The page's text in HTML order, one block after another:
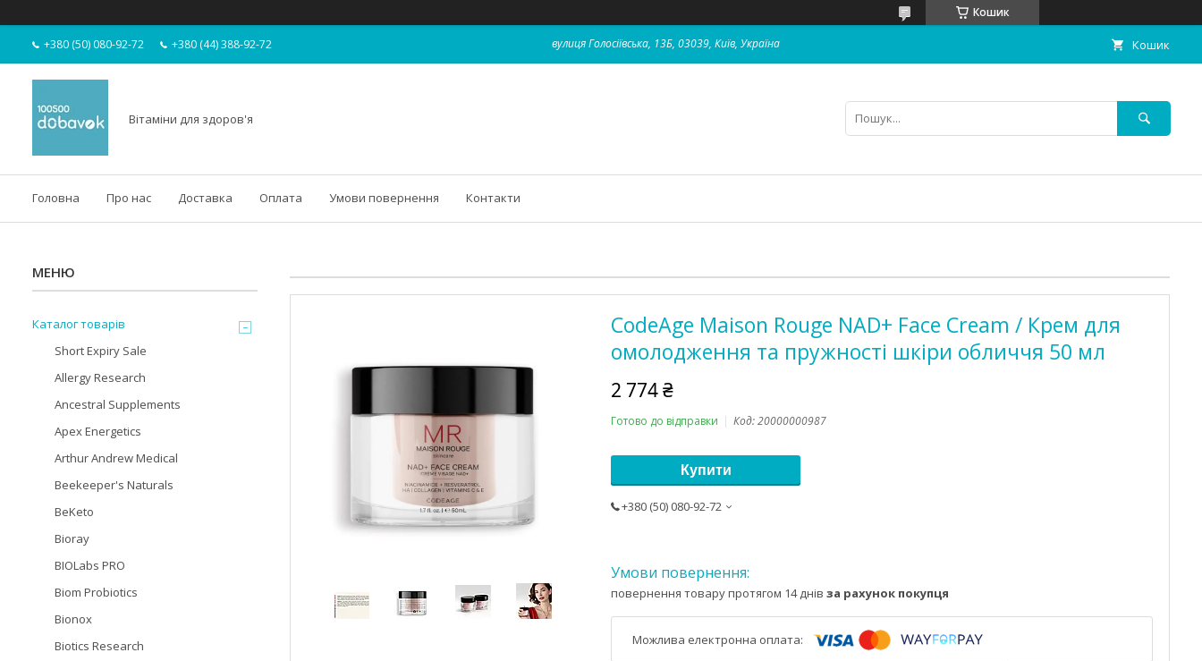
Кошик
+380 (50) 080-92-72 +380 (44) 388-92-72 вулиця Голосіївська, 13Б, 03039, Київ, Україна Кошик
Вітаміни для здоров'я
Головна Про нас Доставка Оплата Умови повернення Контакти
CodeAge Maison Rouge NAD+ Face Cream / Крем для
омолодження та пружності шкіри обличчя 50 мл
2 774 ₴
Готово до відправки Код:20000000987
Купити
+380 (50) 080-92-72
повернення товару протягом 14 днів за рахунок покупця
Каталог товарів
Short Expiry Sale
Allergy Research
Ancestral Supplements
Apex Energetics
Arthur Andrew Medical
Beekeeper's Naturals
BeKeto
Bioray
BIOLabs PRO
Biom Probiotics
Bionox
Biotics Research